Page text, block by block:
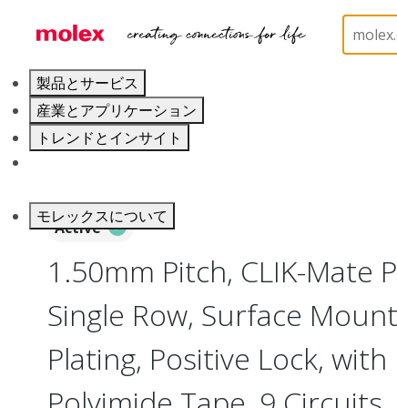
製品とサービス
産業とアプリケーション
トレンドとインサイト
モレックスについて
PCB / Wire Connectors
Active
1.50mm Pitch, CLIK-Mate
Single Row, Surface
Plating, Positive Lock, with